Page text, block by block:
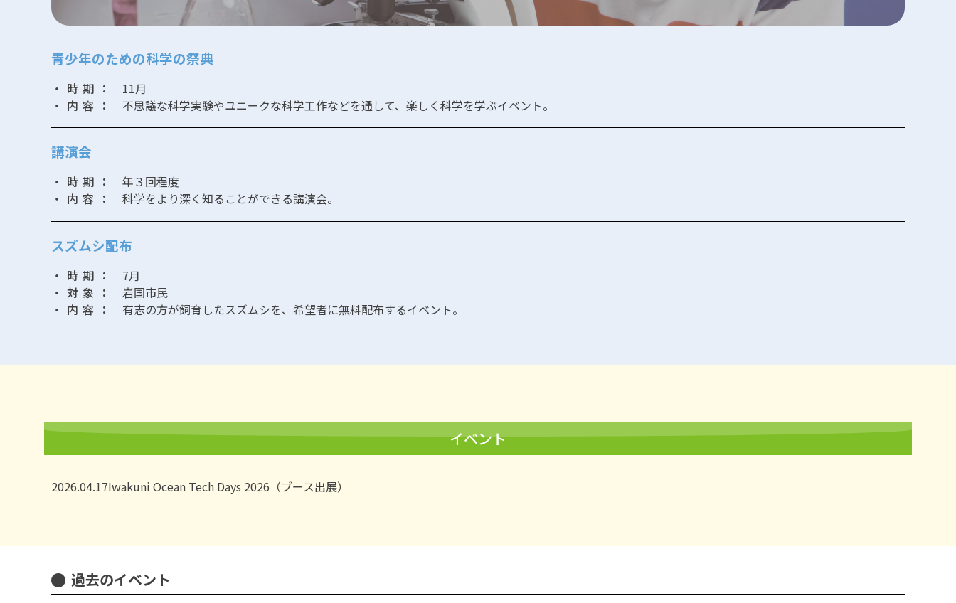
青少年のための科学の祭典
・時期：
11月
・内容：
不思議な科学実験やユニークな科学工作などを通して、楽しく科学を学ぶイベント。
講演会
・時期：
年３回程度
・内容：
科学をより深く知ることができる講演会。
スズムシ配布
・時期：
7月
・対象：
岩国市民
・内容：
有志の方が飼育したスズムシを、希望者に無料配布するイベント。
イベント
2026.04.17Iwakuni Ocean Tech Days 2026（ブース出展）
過去のイベント